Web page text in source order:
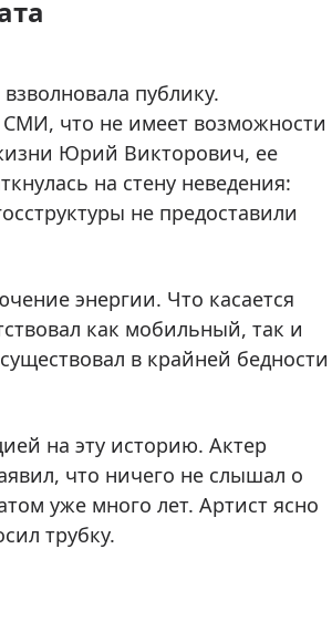
публику.
что не имеет возможности
Юрий Викторович, ее
на стену неведения:
не предоставили
энергии. Что касается
как мобильный, так и
в крайней бедности
на эту историю. Актер
что ничего не слышал о
уже много лет. Артист ясно
трубку.